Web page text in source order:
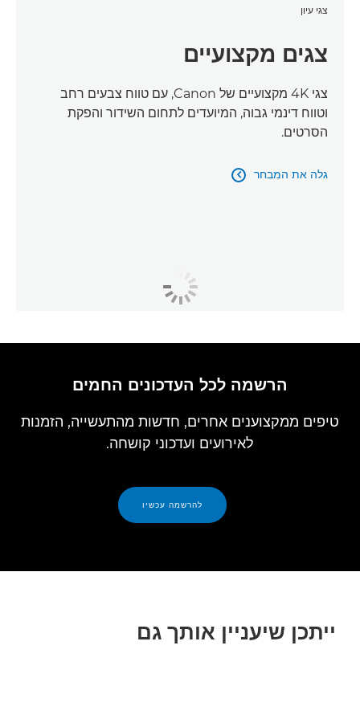
צגי עיון
צגים מקצועיים
צגי 4K מקצועיים של Canon, עם טווח צבעים רחב
וטווח דינמי גבוה, המיועדים לתחום השידור והפקת
הסרטים.
גלה את המבחר 
הרשמה לכל העדכונים החמים
טיפים ממקצוענים אחרים, חדשות מהתעשייה, הזמנות
לאירועים ועדכוני קושחה.
להרשמה עכשיו
ייתכן שיעניין אותך גם